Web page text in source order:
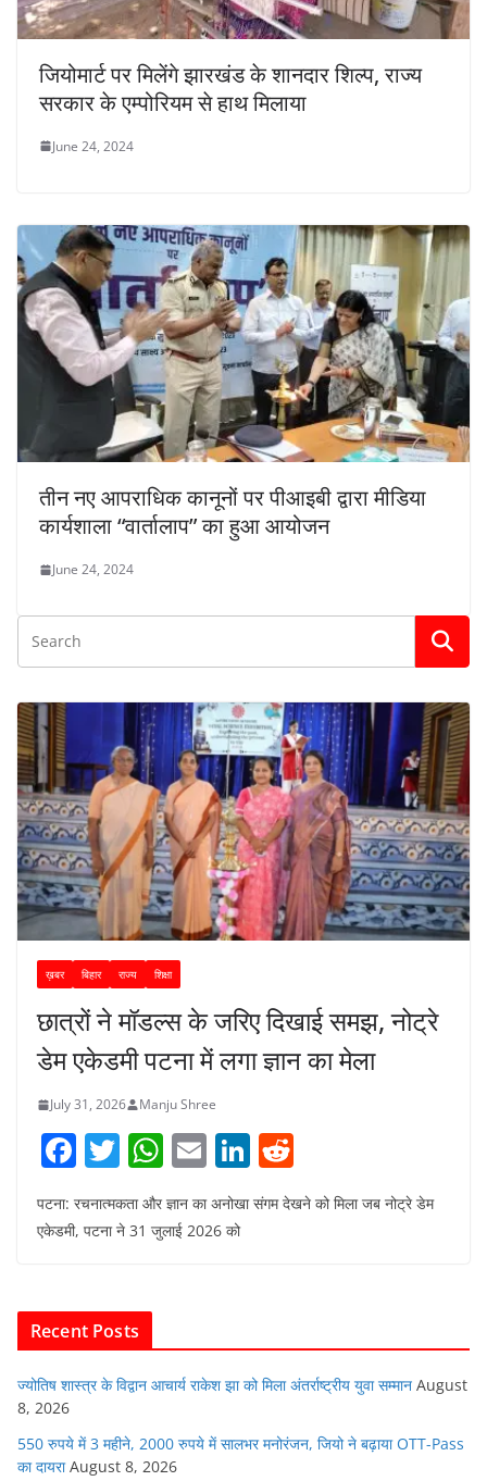
जियोमार्ट पर मिलेंगे झारखंड के शानदार शिल्प, राज्य
सरकार के एम्पोरियम से हाथ मिलाया
June 24, 2024
तीन नए आपराधिक कानूनों पर पीआइबी द्वारा मीडिया
कार्यशाला “वार्तालाप” का हुआ आयोजन
June 24, 2024
ख़बर बिहार राज्य शिक्षा
छात्रों ने मॉडल्स के जरिए दिखाई समझ, नोट्रे
डेम एकेडमी पटना में लगा ज्ञान का मेला
July 31, 2026 Manju Shree
F
c
o
o
k
T
itt
W
at
p
E
m
ai
Li
n
k
e
d
पटना: रचनात्मकता और ज्ञान का अनोखा संगम देखने को मिला जब नोट्रे डेम
एकेडमी, पटना ने 31 जुलाई 2026 को
Recent Posts
ज्योतिष शास्त्र के विद्वान आचार्य राकेश झा को मिला अंतर्राष्ट्रीय युवा सम्मान August
8, 2026
550 रुपये में 3 महीने, 2000 रुपये में सालभर मनोरंजन, जियो ने बढ़ाया OTT-Pass
का दायरा August 8, 2026